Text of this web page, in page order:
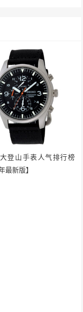
登山手表人气排行榜
最新版】